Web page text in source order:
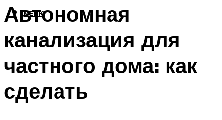
МЕНЮ
Автономная
канализация для
частного дома: как
сделать